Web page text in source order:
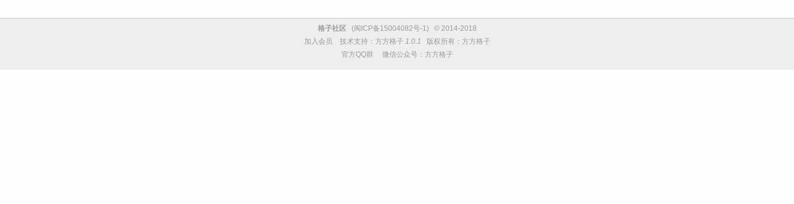
格子社区(闽ICP备15004082号-1) © 2014-2018
加入会员 技术支持： 方方格子 1.0.1 版权所有：方方格子
官方QQ群 微信公众号：方方格子